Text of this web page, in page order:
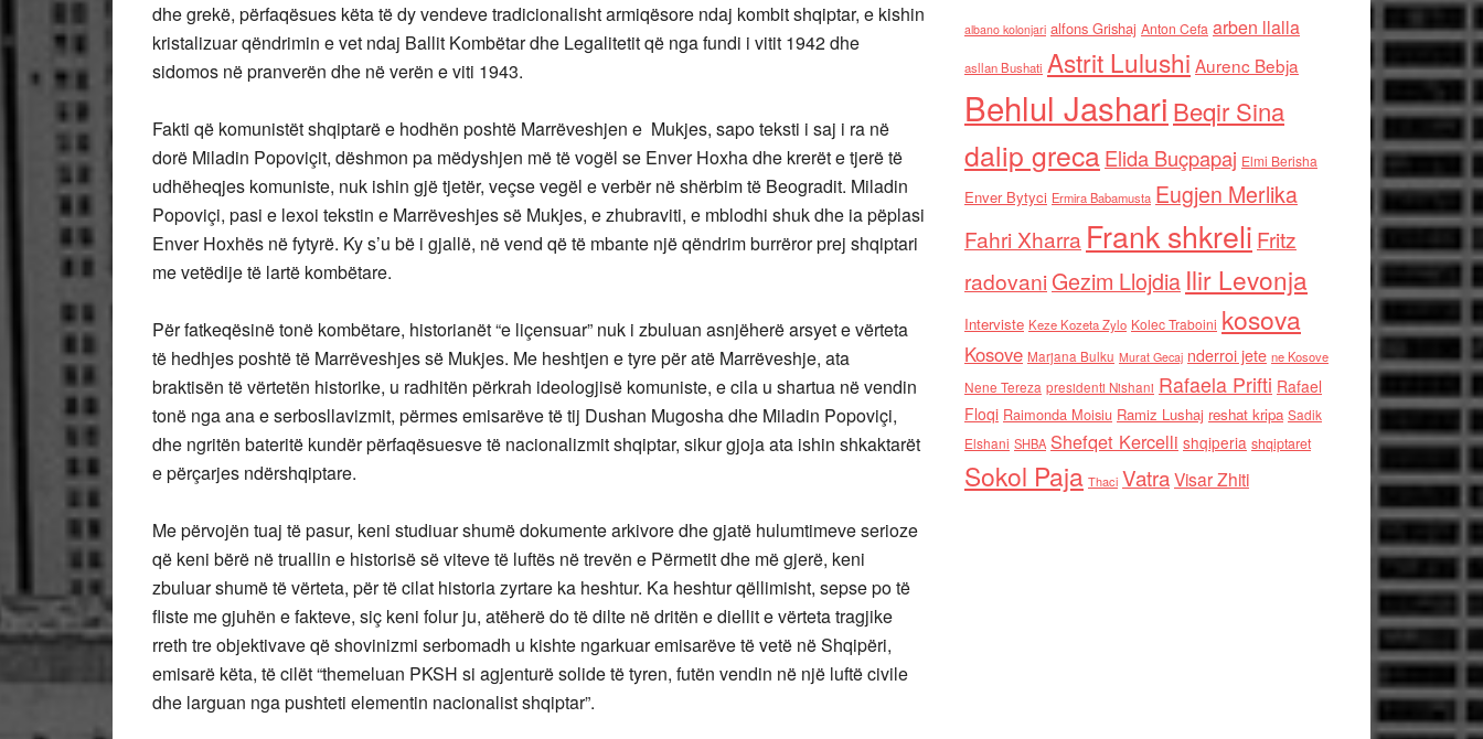
dhe grekë, përfaqësues këta të dy vendeve tradicionalisht armiqësore ndaj kombit shqiptar, e kishin
kristalizuar qëndrimin e vet ndaj Ballit Kombëtar dhe Legalitetit që nga fundi i vitit 1942 dhe
sidomos në pranverën dhe në verën e viti 1943.
Fakti që komunistët shqiptarë e hodhën poshtë Marrëveshjen e Mukjes, sapo teksti i saj i ra në
dorë Miladin Popoviçit, dëshmon pa mëdyshjen më të vogël se Enver Hoxha dhe krerët e tjerë të
udhëheqjes komuniste, nuk ishin gjë tjetër, veçse vegël e verbër në shërbim të Beogradit. Miladin
Popoviçi, pasi e lexoi tekstin e Marrëveshjes së Mukjes, e zhubraviti, e mblodhi shuk dhe ia pëplasi
Enver Hoxhës në fytyrë. Ky s’u bë i gjallë, në vend që të mbante një qëndrim burrëror prej shqiptari
me vetëdije të lartë kombëtare.
Për fatkeqësinë tonë kombëtare, historianët “e liçensuar” nuk i zbuluan asnjëherë arsyet e vërteta
të hedhjes poshtë të Marrëveshjes së Mukjes. Me heshtjen e tyre për atë Marrëveshje, ata
braktisën të vërtetën historike, u radhitën përkrah ideologjisë komuniste, e cila u shartua në vendin
tonë nga ana e serbosllavizmit, përmes emisarëve të tij Dushan Mugosha dhe Miladin Popoviçi,
dhe ngritën bateritë kundër përfaqësuesve të nacionalizmit shqiptar, sikur gjoja ata ishin shkaktarët
e përçarjes ndërshqiptare.
Me përvojën tuaj të pasur, keni studiuar shumë dokumente arkivore dhe gjatë hulumtimeve serioze
që keni bërë në truallin e historisë së viteve të luftës në trevën e Përmetit dhe më gjerë, keni
zbuluar shumë të vërteta, për të cilat historia zyrtare ka heshtur. Ka heshtur qëllimisht, sepse po të
fliste me gjuhën e fakteve, siç keni folur ju, atëherë do të dilte në dritën e diellit e vërteta tragjike
rreth tre objektivave që shovinizmi serbomadh u kishte ngarkuar emisarëve të vetë në Shqipëri,
emisarë këta, të cilët “themeluan PKSH si agjenturë solide të tyren, futën vendin në një luftë civile
dhe larguan nga pushteti elementin nacionalist shqiptar”.
albano kolonjari alfons Grishaj Anton Cefa arben llalla
asllan Bushati Astrit Lulushi Aurenc Bebja
Behlul Jashari Beqir Sina
dalip grecaElida Buçpapaj Elmi Berisha
Enver Bytyci Ermira Babamusta Eugjen Merlika
Fahri Xharra Frank shkreli Fritz
radovaniGezim Llojdia Ilir Levonja
Interviste Keze Kozeta Zylo Kolec Traboini kosova
Kosove Marjana Bulku Murat Gecaj nderroi jete ne Kosove
Nene Tereza presidenti Nishani Rafaela Prifti Rafael
Floqi Raimonda Moisiu Ramiz Lushaj reshat kripa Sadik
Elshani SHBA Shefqet Kercelli shqiperia shqiptaret
Sokol Paja Thaci VatraVisar Zhiti